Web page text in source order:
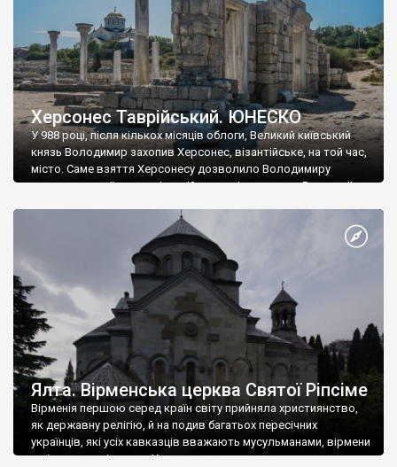
Херсонес Таврійський. ЮНЕСКО
У 988 році, після кількох місяців облоги, Великий київський
князь Володимир захопив Херсонес, візантійське, на той час,
місто. Саме взяття Херсонесу дозволило Володимиру
диктувати свої умови візантійському імператору Василю ІІ, та
Херсонесі Володимир-язичник, став Василем-християнином.
А потім було Хрещення Русі. На честь Херсонесу Таврійського
Ялта. Вірменська церква Святої Ріпсіме
Вірменія першою серед країн світу прийняла християнство,
як державну релігію, й на подив багатьох пересічних
українців, які усіх кавказців вважають мусульманами, вірмени
є відданими вірянами Христа